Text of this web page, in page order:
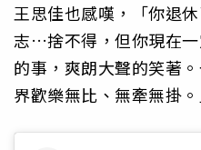
王思佳也感嘆，「你退
志…捨不得，但你現在
的事，爽朗大聲的笑著
界歡樂無比、無牽無掛。